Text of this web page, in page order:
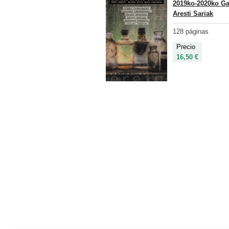
2019ko-2020ko
Aresti Sariak
128 páginas
Precio
16,50 €